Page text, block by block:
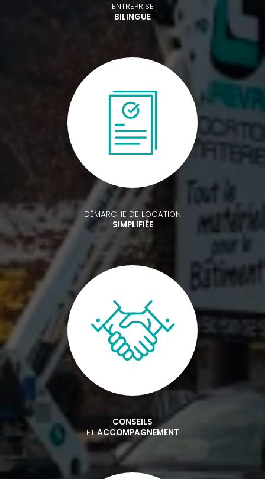
ENTREPRISE
BILINGUE
DÉMARCHE DE LOCATION
SIMPLIFIÉE
CONSEILS
ETACCOMPAGNEMENT